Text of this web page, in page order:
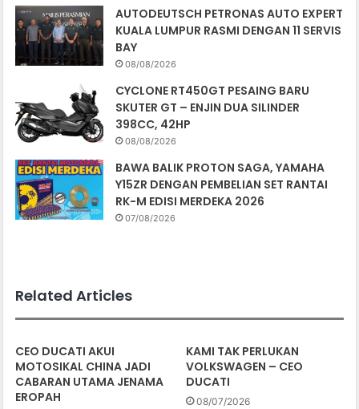
AUTODEUTSCH PETRONAS AUTO EXPERT
KUALA LUMPUR RASMI DENGAN 11 SERVIS
BAY
08/08/2026
CYCLONE RT450GT PESAING BARU
SKUTER GT – ENJIN DUA SILINDER
398CC, 42HP
08/08/2026
BAWA BALIK PROTON SAGA, YAMAHA
Y15ZR DENGAN PEMBELIAN SET RANTAI
RK-M EDISI MERDEKA 2026
07/08/2026
Related Articles
CEO DUCATI AKUI
MOTOSIKAL CHINA JADI
CABARAN UTAMA JENAMA
EROPAH
KAMI TAK PERLUKAN
VOLKSWAGEN – CEO
DUCATI
08/07/2026